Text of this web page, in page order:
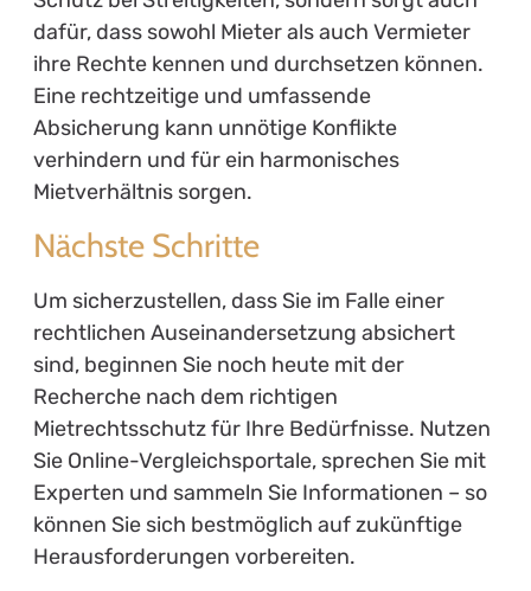
dafür, dass sowohl Mieter als auch Vermieter
ihre Rechte kennen und durchsetzen können.
Eine rechtzeitige und umfassende
Absicherung kann unnötige Konflikte
verhindern und für ein harmonisches
Mietverhältnis sorgen.
Nächste Schritte
Um sicherzustellen, dass Sie im Falle einer
rechtlichen Auseinandersetzung absichert
sind, beginnen Sie noch heute mit der
Recherche nach dem richtigen
Mietrechtsschutz für Ihre Bedürfnisse. Nutzen
Sie Online-Vergleichsportale, sprechen Sie mit
Experten und sammeln Sie Informationen – so
können Sie sich bestmöglich auf zukünftige
Herausforderungen vorbereiten.